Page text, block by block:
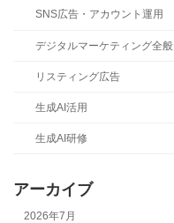
SNS広告・アカウント運用
デジタルマーケティング全般
リスティング広告
生成AI活用
生成AI研修
アーカイブ
2026年7月